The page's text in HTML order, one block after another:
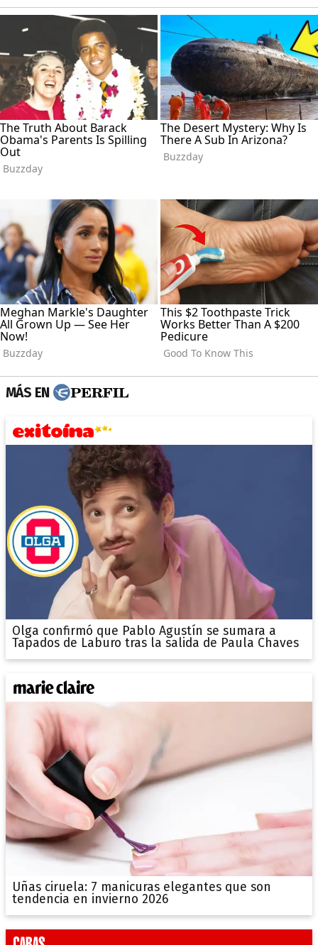
MÁS EN
Olga confirmó que Pablo Agustín se sumara a
Tapados de Laburo tras la salida de Paula Chaves
Uñas ciruela: 7 manicuras elegantes que son
tendencia en invierno 2026